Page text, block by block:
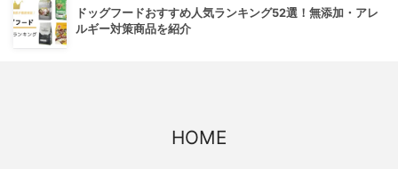
ドッグフードおすすめ人気ランキング52選！無添加・アレ
ルギー対策商品を紹介
HOME